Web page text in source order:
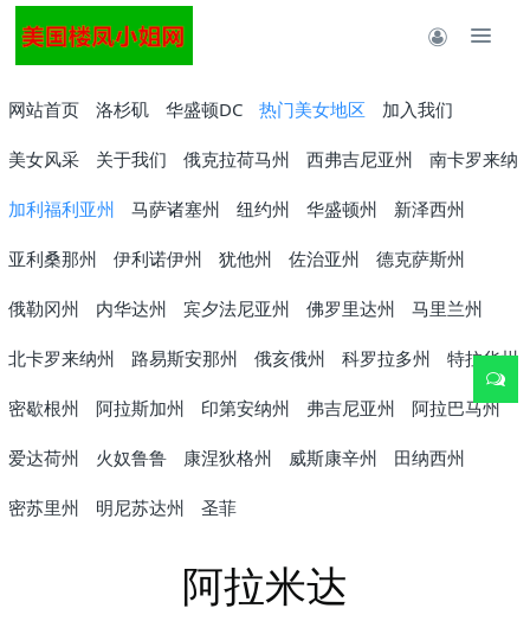
网站首页 洛杉矶 华盛顿DC 热门美女地区 加入我们
美女风采 关于我们 俄克拉荷马州 西弗吉尼亚州 南卡罗来纳
加利福利亚州 马萨诸塞州 纽约州 华盛顿州 新泽西州
亚利桑那州 伊利诺伊州 犹他州 佐治亚州 德克萨斯州
俄勒冈州 内华达州 宾夕法尼亚州 佛罗里达州 马里兰州
北卡罗来纳州 路易斯安那州 俄亥俄州 科罗拉多州 特拉华州
密歇根州 阿拉斯加州 印第安纳州 弗吉尼亚州 阿拉巴马州
爱达荷州 火奴鲁鲁 康涅狄格州 威斯康辛州 田纳西州
密苏里州 明尼苏达州 圣菲
阿拉米达